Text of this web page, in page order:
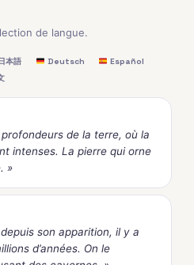
de langue.
日本語 Deutsch
Español
de la terre, où la
intenses. La pierre qui orne
»
son apparition, il y a
d’années. On le